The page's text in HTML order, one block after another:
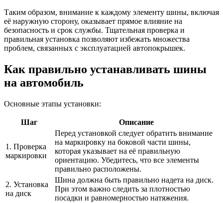
Таким образом, внимание к каждому элементу шины, включая
её наружную сторону, оказывает прямое влияние на
безопасность и срок службы. Тщательная проверка и
правильная установка позволяют избежать множества
проблем, связанных с эксплуатацией автопокрышек.
Как правильно устанавливать шины
на автомобиль
Основные этапы установки:
Шаг Описание
1. Проверка
маркировки
Перед установкой следует обратить внимание
на маркировку на боковой части шины,
которая указывает на её правильную
ориентацию. Убедитесь, что все элементы
правильно расположены.
2. Установка
на диск
Шина должна быть правильно надета на диск.
При этом важно следить за плотностью
посадки и равномерностью натяжения.